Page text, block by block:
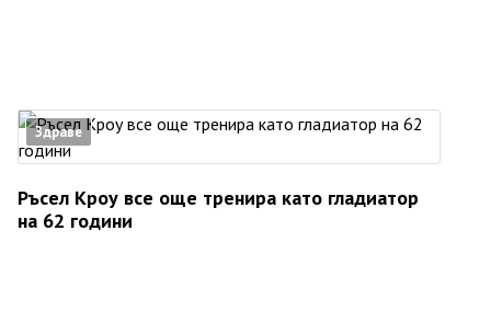
Здраве
Ръсел Кроу все още тренира като гладиатор
на 62 години